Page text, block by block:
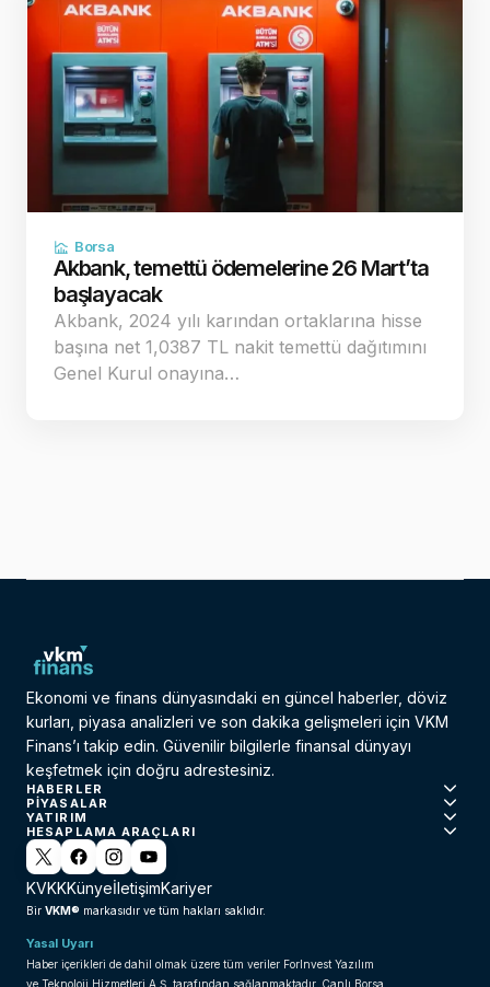
Borsa
Akbank, temettü ödemelerine 26 Mart’ta
başlayacak
Akbank, 2024 yılı karından ortaklarına hisse
başına net 1,0387 TL nakit temettü dağıtımını
Genel Kurul onayına…
Ekonomi ve finans dünyasındaki en güncel haberler, döviz
kurları, piyasa analizleri ve son dakika gelişmeleri için VKM
Finans’ı takip edin. Güvenilir bilgilerle finansal dünyayı
keşfetmek için doğru adrestesiniz.
HABERLER
PIYASALAR
YATIRIM
HESAPLAMA ARAÇLARI
KVKKKünyeİletişimKariyer
Bir VKM® markasıdır ve tüm hakları saklıdır.
Yasal Uyarı
Haber içerikleri de dahil olmak üzere tüm veriler ForInvest Yazılım
ve Teknoloji Hizmetleri A.Ş. tarafından sağlanmaktadır. Canlı Borsa